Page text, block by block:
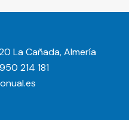
La Cañada, Almería
214 181